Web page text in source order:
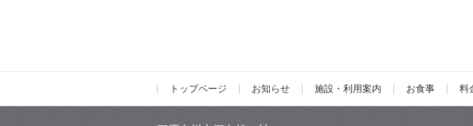
トップページ お知らせ 施設・利用案内 お食事 料